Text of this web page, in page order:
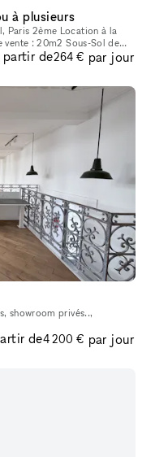
à plusieurs
Paris 2ème Location à la
stockage. Double e
partir de264 € par jour
showroom privés..,
de4 200 € par jour